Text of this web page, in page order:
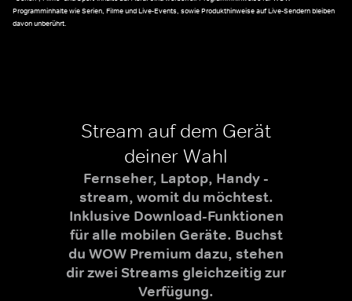
Programminhalte wie Serien, Filme und Live-Events, sowie Produkthinweise auf Live-Sendern bleiben
davon unberührt.
Stream auf dem Gerät
deiner Wahl
Fernseher, Laptop, Handy -
stream, womit du möchtest.
Inklusive Download-Funktionen
für alle mobilen Geräte. Buchst
du WOW Premium dazu, stehen
dir zwei Streams gleichzeitig zur
Verfügung.